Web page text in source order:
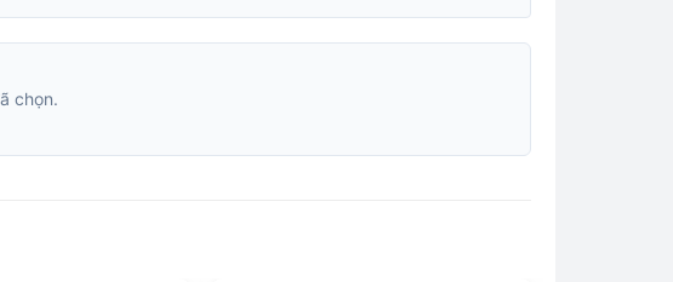
chọn.